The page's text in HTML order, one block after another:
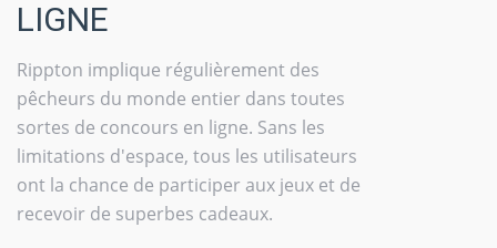
LIGNE
Rippton implique régulièrement des
pêcheurs du monde entier dans toutes
sortes de concours en ligne. Sans les
limitations d'espace, tous les utilisateurs
ont la chance de participer aux jeux et de
recevoir de superbes cadeaux.